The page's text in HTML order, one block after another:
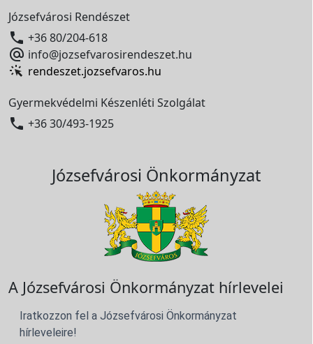
Józsefvárosi Rendészet
 +36 80/204-618
 info@jozsefvarosirendeszet.hu
rendeszet.jozsefvaros.hu
Gyermekvédelmi Készenléti Szolgálat
 +36 30/493-1925
Józsefvárosi Önkormányzat
A Józsefvárosi Önkormányzat hírlevelei
Iratkozzon fel a Józsefvárosi Önkormányzat
hírleveleire!